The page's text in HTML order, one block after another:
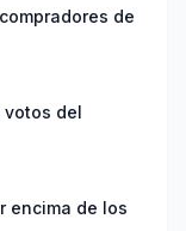
de
votos del
encima de los